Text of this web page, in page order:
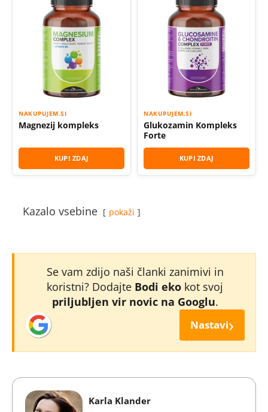
NAKUPUJEM.SI
Magnezij kompleks
KUPI ZDAJ
NAKUPUJEM.SI
Glukozamin Kompleks
Forte
KUPI ZDAJ
Kazalo vsebine pokaži
Se vam zdijo naši članki zanimivi in
koristni? Dodajte Bodi eko kot svoj
priljubljen vir novic na Googlu.
Nastavi›
Karla Klander